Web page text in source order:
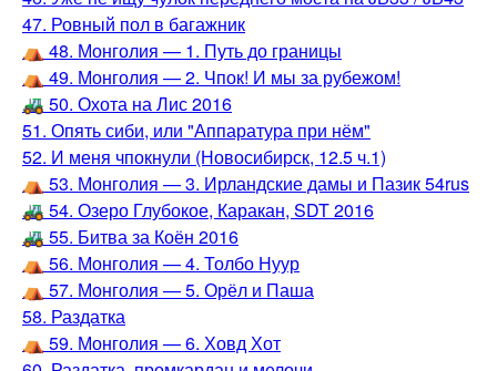
47. Ровный пол в багажник
⛺️ 48. Монголия — 1. Путь до границы
⛺️ 49. Монголия — 2. Чпок! И мы за рубежом!
🚜 50. Охота на Лис 2016
51. Опять сиби, или "Аппаратура при нём"
52. И меня чпокнули (Новосибирск, 12.5 ч.1)
⛺️ 53. Монголия — 3. Ирландские дамы и Пазик 54rus
🚜 54. Озеро Глубокое, Каракан, SDT 2016
🚜 55. Битва за Коён 2016
⛺️ 56. Монголия — 4. Толбо Нуур
⛺️ 57. Монголия — 5. Орёл и Паша
58. Раздатка
⛺️ 59. Монголия — 6. Ховд Хот